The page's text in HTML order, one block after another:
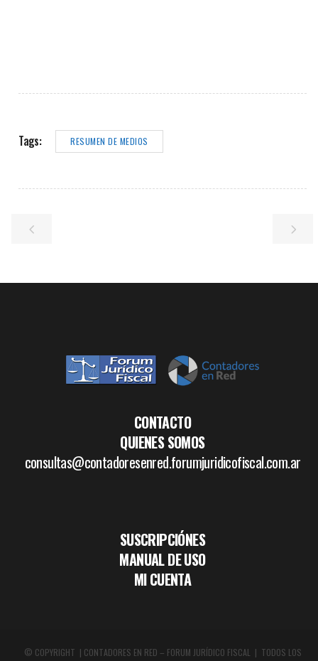
Tags: RESUMEN DE MEDIOS
CONTACTO
QUIENES SOMOS
consultas@contadoresenred.forumjuridicofiscal.com.ar
SUSCRIPCIÓNES
MANUAL DE USO
MI CUENTA
© COPYRIGHT | CONTADORES EN RED – FORUM JURÍDICO FISCAL | TODOS LOS